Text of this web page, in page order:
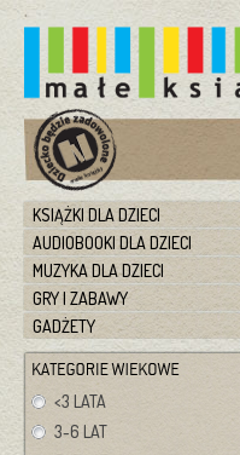
KSIĄŻKI DLA DZIECI
AUDIOBOOKI DLA DZIECI
MUZYKA DLA DZIECI
GRY I ZABAWY
GADŻETY
<3 LATA
3-6 LAT